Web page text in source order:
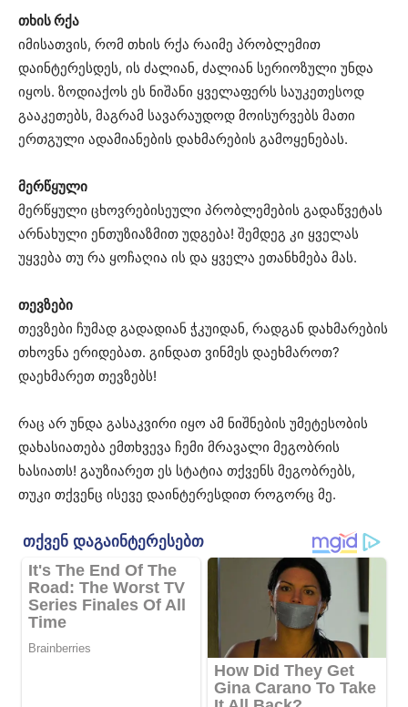
თხის რქა
იმისათვის, რომ თხის რქა რაიმე პრობლემით
დაინტერესდეს, ის ძალიან, ძალიან სერიოზული უნდა
იყოს. ზოდიაქოს ეს ნიშანი ყველაფერს საუკეთესოდ
გააკეთებს, მაგრამ სავარაუდოდ მოისურვებს მათი
ერთგული ადამიანების დახმარების გამოყენებას.
მერწყული
მერწყული ცხოვრებისეული პრობლემების გადაწვეტას
არნახული ენთუზიაზმით უდგება! შემდეგ კი ყველას
უყვება თუ რა ყოჩაღია ის და ყველა ეთანხმება მას.
თევზები
თევზები ჩუმად გადადიან ჭკუიდან, რადგან დახმარების
თხოვნა ერიდებათ. გინდათ ვინმეს დაეხმაროთ?
დაეხმარეთ თევზებს!
რაც არ უნდა გასაკვირი იყო ამ ნიშნების უმეტესობის
დახასიათება ემთხვევა ჩემი მრავალი მეგობრის
ხასიათს! გაუზიარეთ ეს სტატია თქვენს მეგობრებს,
თუკი თქვენც ისევე დაინტერესდით როგორც მე.